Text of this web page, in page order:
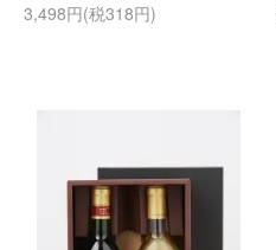
3,498円(税318円)